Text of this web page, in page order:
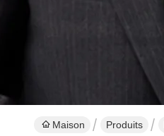
Maison Produits